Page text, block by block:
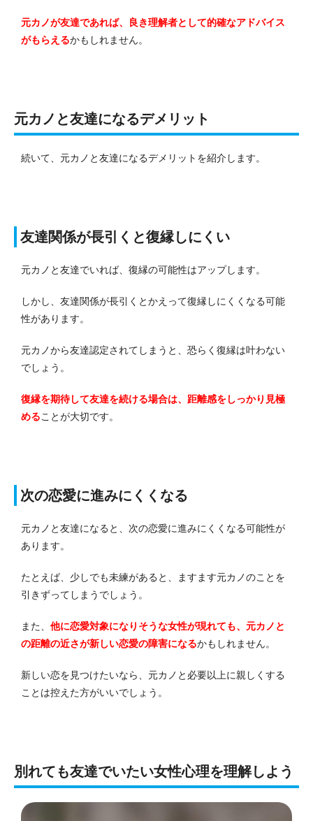
元カノが友達であれば、良き理解者として的確なアドバイス
がもらえるかもしれません。
元カノと友達になるデメリット
続いて、元カノと友達になるデメリットを紹介します。
友達関係が長引くと復縁しにくい
元カノと友達でいれば、復縁の可能性はアップします。
しかし、友達関係が長引くとかえって復縁しにくくなる可能
性があります。
元カノから友達認定されてしまうと、恐らく復縁は叶わない
でしょう。
復縁を期待して友達を続ける場合は、距離感をしっかり見極
めることが大切です。
次の恋愛に進みにくくなる
元カノと友達になると、次の恋愛に進みにくくなる可能性が
あります。
たとえば、少しでも未練があると、ますます元カノのことを
引きずってしまうでしょう。
また、 他に恋愛対象になりそうな女性が現れても、元カノと
の距離の近さが新しい恋愛の障害になるかもしれません。
新しい恋を見つけたいなら、元カノと必要以上に親しくする
ことは控えた方がいいでしょう。
別れても友達でいたい女性心理を理解しよう